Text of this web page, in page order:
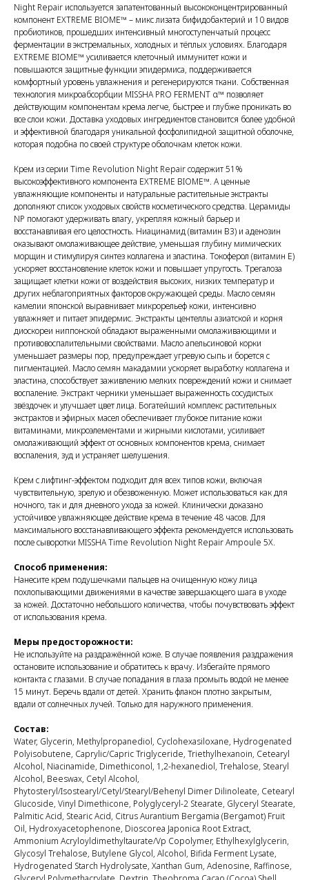
Night Repair используется запатентованный высококонцентрированный
компонент EXTREME BIOME™ – микс лизата бифидобактерий и 10 видов
пробиотиков, прошедших интенсивный многоступенчатый процесс
ферментации в экстремальных, холодных и тёплых условиях. Благодаря
EXTREME BIOME™ усиливается клеточный иммунитет кожи и
повышаются защитные функции эпидермиса, поддерживается
комфортный уровень увлажнения и регенерируются ткани. Собственная
технология микроабсорбции MISSHA PRO FERMENT α™ позволяет
действующим компонентам крема легче, быстрее и глубже проникать во
все слои кожи. Доставка уходовых ингредиентов становится более удобной
и эффективной благодаря уникальной фосфолипидной защитной оболочке,
которая подобна по своей структуре оболочкам клеток кожи.
Крем из серии Time Revolution Night Repair содержит 51%
высокоэффективного компонента EXTREME BIOME™. А ценные
увлажняющие компоненты и натуральные растительные экстракты
дополняют список уходовых свойств косметического средства. Церамиды
NP помогают удерживать влагу, укрепляя кожный барьер и
восстанавливая его целостность. Ниацинамид (витамин B3) и аденозин
оказывают омолаживающее действие, уменьшая глубину мимических
морщин и стимулируя синтез коллагена и эластина. Токоферол (витамин E)
ускоряет восстановление клеток кожи и повышает упругость. Трегалоза
защищает клетки кожи от воздействия высоких, низких температур и
других неблагоприятных факторов окружающей среды. Масло семян
камелии японской выравнивает микрорельеф кожи, интенсивно
увлажняет и питает эпидермис. Экстракты центеллы азиатской и корня
диоскореи ниппонской обладают выраженными омолаживающими и
противовоспалительными свойствами. Масло апельсиновой корки
уменьшает размеры пор, предупреждает угревую сыпь и борется с
пигментацией. Масло семян макадамии ускоряет выработку коллагена и
эластина, способствует заживлению мелких повреждений кожи и снимает
воспаление. Экстракт черники уменьшает выраженность сосудистых
звёздочек и улучшает цвет лица. Богатейший комплекс растительных
экстрактов и эфирных масел обеспечивает глубокое питание кожи
витаминами, микроэлементами и жирными кислотами, усиливает
омолаживающий эффект от основных компонентов крема, снимает
воспаления, зуд и устраняет шелушения.
Крем с лифтинг-эффектом подходит для всех типов кожи, включая
чувствительную, зрелую и обезвоженную. Может использоваться как для
ночного, так и для дневного ухода за кожей. Клинически доказано
устойчивое увлажняющее действие крема в течение 48 часов. Для
максимального восстанавливающего эффекта рекомендуется использовать
после сыворотки MISSHA Time Revolution Night Repair Ampoule 5X.
Способ применения:
Нанесите крем подушечками пальцев на очищенную кожу лица
похлопывающими движениями в качестве завершающего шага в уходе
за кожей. Достаточно небольшого количества, чтобы почувствовать эффект
от использования крема.
Меры предосторожности:
Не используйте на раздражённой коже. В случае появления раздражения
остановите использование и обратитесь к врачу. Избегайте прямого
контакта с глазами. В случае попадания в глаза промыть водой не менее
15 минут. Беречь вдали от детей. Хранить флакон плотно закрытым,
вдали от солнечных лучей. Только для наружного применения.
Состав:
Water, Glycerin, Methylpropanediol, Cyclohexasiloxane, Hydrogenated
Polyisobutene, Caprylic/Capric Triglyceride, Triethylhexanoin, Cetearyl
Alcohol, Niacinamide, Dimethiconol, 1,2-hexanediol, Trehalose, Stearyl
Alcohol, Beeswax, Cetyl Alcohol,
Phytosteryl/Isostearyl/Cetyl/Stearyl/Behenyl Dimer Dilinoleate, Cetearyl
Glucoside, Vinyl Dimethicone, Polyglyceryl-2 Stearate, Glyceryl Stearate,
Palmitic Acid, Stearic Acid, Citrus Aurantium Bergamia (Bergamot) Fruit
Oil, Hydroxyacetophenone, Dioscorea Japonica Root Extract,
Ammonium Acryloyldimethyltaurate/Vp Copolymer, Ethylhexylglycerin,
Glycosyl Trehalose, Butylene Glycol, Alcohol, Bifida Ferment Lysate,
Hydrogenated Starch Hydrolysate, Xanthan Gum, Adenosine, Raffinose,
ООО «НТС «Градиент», ОГРН: 1027739304570, ИНН: 7720125736.
125315, г. Москва, вн. тер. г. муниципальный округ Аэропорт,
Ленинградский проспект, д. 72, корпус 1.
Политика обработки cookies
Пользовательское соглашение
MISSHA@GRADIENT.RU